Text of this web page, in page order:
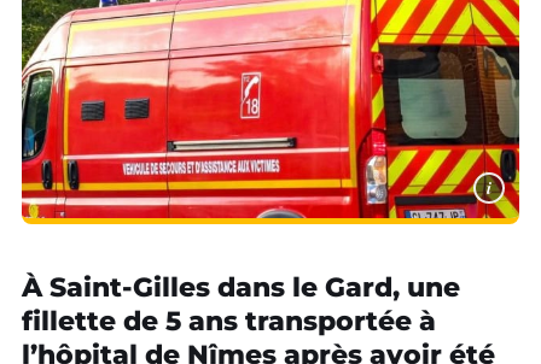
i
À Saint-Gilles dans le Gard, une
fillette de 5 ans transportée à
l’hôpital de Nîmes après avoir été